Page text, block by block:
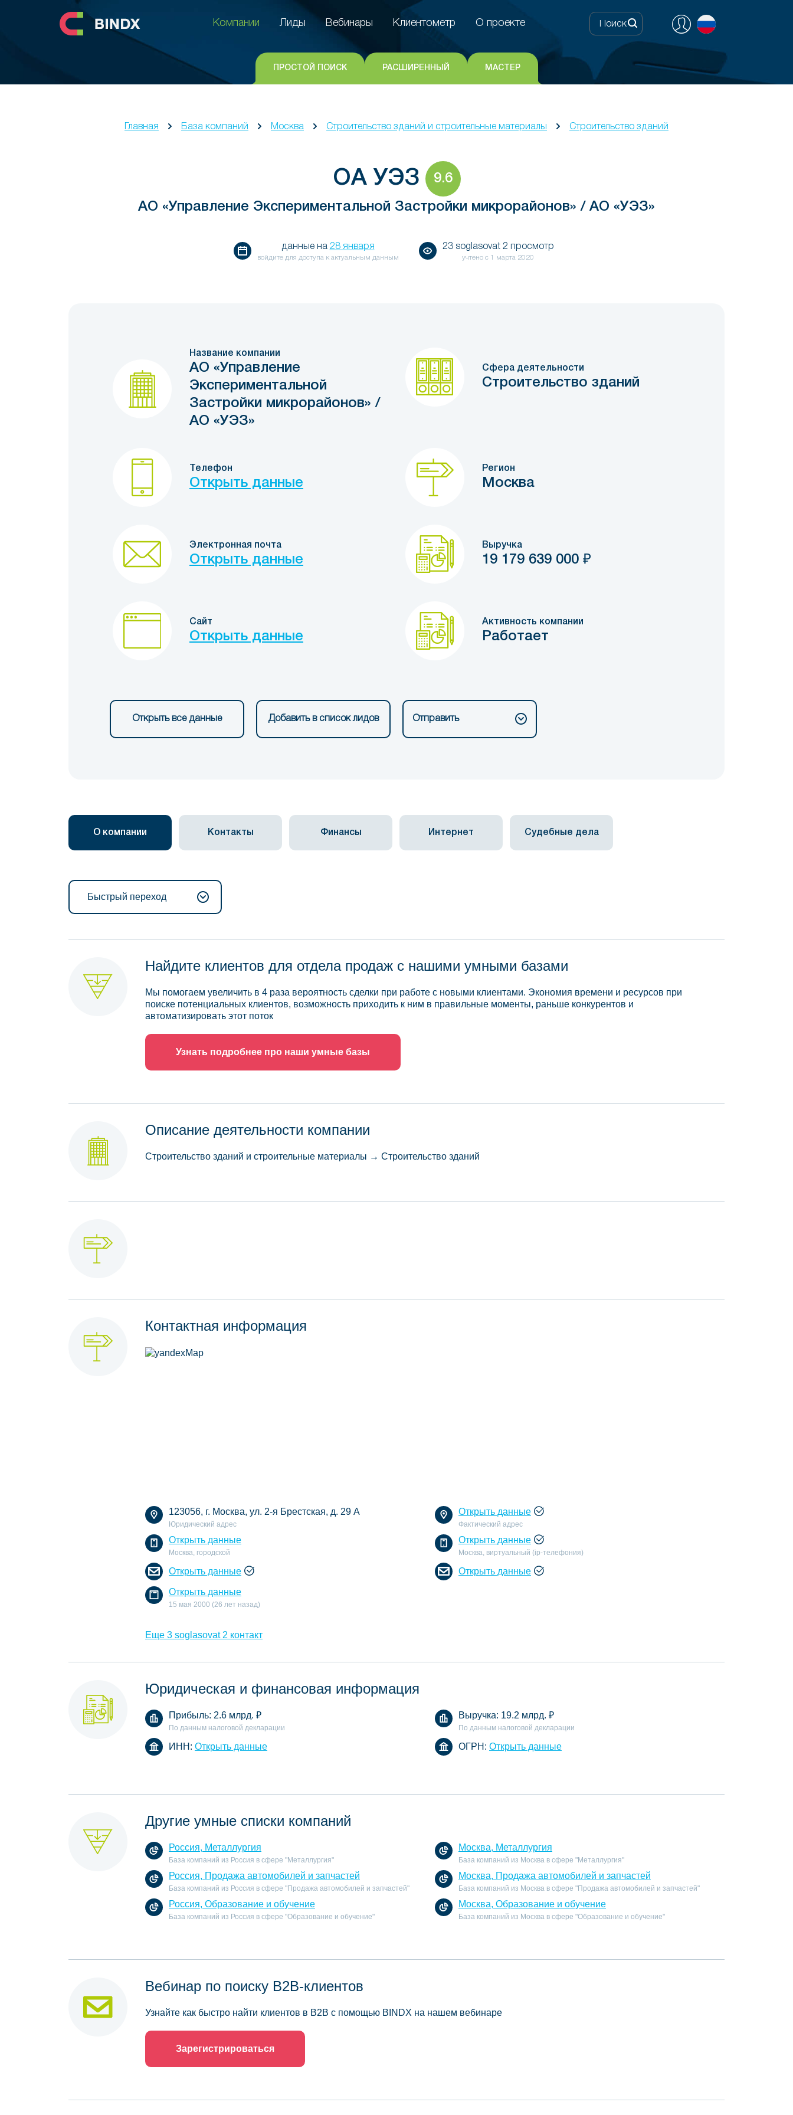
Клиентометр
Компании
Лиды Вебинары Клиентометр О проекте
ПРОСТОЙ ПОИСК РАСШИРЕННЫЙ МАСТЕР
Главная База компаний Москва Строительство зданий и строительные материалы Строительство зданий
ОА УЭЗ 9.6
АО «Управление Экспериментальной Застройки микрорайонов» / АО «УЭЗ»
данные на 28 января
войдите для доступа к актуальным данным
23 soglasovat 2 просмотр
учтено с 1 марта 2020
Название компании
АО «Управление
Экспериментальной
Застройки микрорайонов» /
АО «УЭЗ»
Сфера деятельности
Строительство зданий
Телефон
Открыть данные
Регион
Москва
Электронная почта
Открыть данные
Выручка
19 179 639 000 ₽
Сайт
Открыть данные
Активность компании
Работает
Открыть все данные Добавить в список лидов Отправить
О компании Контакты Финансы Интернет Судебные дела
Быстрый переход
Найдите клиентов для отдела продаж с нашими умными базами
Мы помогаем увеличить в 4 раза вероятность сделки при работе с новыми клиентами. Экономия времени и ресурсов при
поиске потенциальных клиентов, возможность приходить к ним в правильные моменты, раньше конкурентов и
автоматизировать этот поток
Узнать подробнее про наши умные базы
Описание деятельности компании
Строительство зданий и строительные материалы → Строительство зданий
Контактная информация
123056, г. Москва, ул. 2-я Брестская, д. 29 А
Юридический адрес
Открыть данные
Фактический адрес
Открыть данные
Москва, городской
Открыть данные
Москва, виртуальный (ip-телефония)
Открыть данные Открыть данные
Открыть данные
15 мая 2000 (26 лет назад)
Еще 3 soglasovat 2 контакт
Юридическая и финансовая информация
Прибыль: 2.6 млрд. ₽
По данным налоговой декларации
Выручка: 19.2 млрд. ₽
По данным налоговой декларации
ИНН: Открыть данные ОГРН: Открыть данные
Другие умные списки компаний
Россия, Металлургия
База компаний из Россия в сфере "Металлургия"
Москва, Металлургия
База компаний из Москва в сфере "Металлургия"
Россия, Продажа автомобилей и запчастей
База компаний из Россия в сфере "Продажа автомобилей и запчастей"
Москва, Продажа автомобилей и запчастей
База компаний из Москва в сфере "Продажа автомобилей и запчастей"
Россия, Образование и обучение
База компаний из Россия в сфере "Образование и обучение"
Москва, Образование и обучение
База компаний из Москва в сфере "Образование и обучение"
Вебинар по поиску B2B-клиентов
Узнайте как быстро найти клиентов в B2B с помощью BINDX на нашем вебинаре
Зарегистрироваться